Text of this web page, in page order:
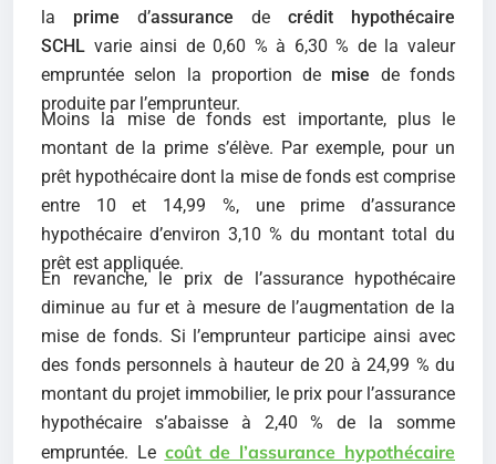
la prime d’assurance de crédit hypothécaire
SCHL varie ainsi de 0,60 % à 6,30 % de la valeur
empruntée selon la proportion de mise de fonds
produite par l’emprunteur.
Moins la mise de fonds est importante, plus le
montant de la prime s’élève. Par exemple, pour un
prêt hypothécaire dont la mise de fonds est comprise
entre 10 et 14,99 %, une prime d’assurance
hypothécaire d’environ 3,10 % du montant total du
prêt est appliquée.
En revanche, le prix de l’assurance hypothécaire
diminue au fur et à mesure de l’augmentation de la
mise de fonds. Si l’emprunteur participe ainsi avec
des fonds personnels à hauteur de 20 à 24,99 % du
montant du projet immobilier, le prix pour l’assurance
hypothécaire s’abaisse à 2,40 % de la somme
empruntée. Le coût de l’assurance hypothécaire